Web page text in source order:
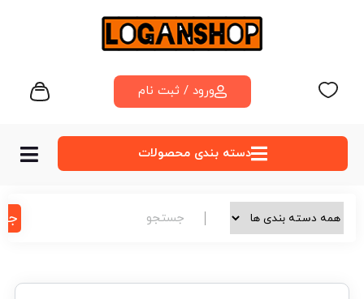
ورود / ثبت نام
دسته‌ بندی محصولات